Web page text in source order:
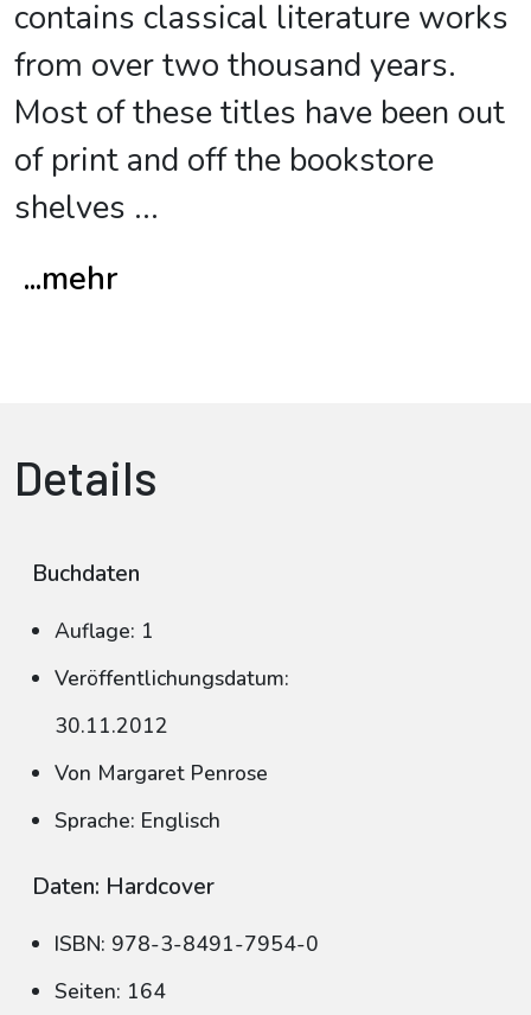
contains classical literature works
from over two thousand years.
Most of these titles have been out
of print and off the bookstore
shelves ...
...mehr
Details
Buchdaten
Auflage: 1
Veröffentlichungsdatum:
30.11.2012
Von Margaret Penrose
Sprache: Englisch
Daten: Hardcover
ISBN: 978-3-8491-7954-0
Seiten: 164